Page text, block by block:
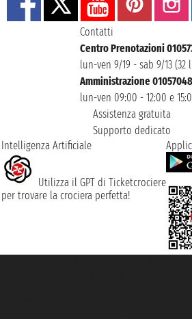
Contatti
Centro Prenotazioni
lun-ven 9/19 - sab 9/13 (32
Amministrazione
lun-ven 09:00 - 12:00 e
Assistenza gratuita
Supporto dedicato
Intelligenza Artificiale
Utilizza il GPT di Ticketcrociere
per trovare la crociera perfetta!